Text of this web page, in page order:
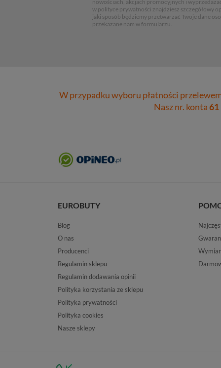
nowościach, akcjach promocyjnych i
w polityce prywatności znajdziesz szczegółowy
jaki sposób będziemy przetwarzać Twoje dane
przekazane nam w formularzu.
W przypadku wyboru płatności
Nasz nr. konta61
EUROBUTY
Blog
O nas
Producenci
Regulamin sklepu
Regulamin dodawania opinii
Polityka korzystania ze sklepu
Polityka prywatności
Polityka cookies
Nasze sklepy